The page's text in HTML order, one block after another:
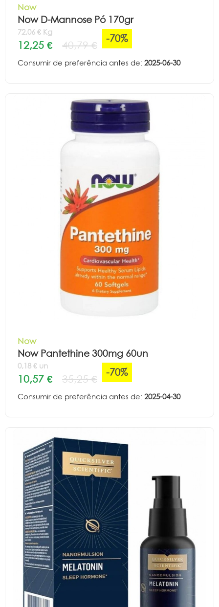
Now
Now D-Mannose Pó 170gr
72,06 € Kg
12,25 € 40,79 €
-70%
Consumir de preferência antes de: 2025-06-30
Now
Now Pantethine 300mg 60un
0,18 € un
10,57 € 35,25 €
-70%
Consumir de preferência antes de: 2025-04-30